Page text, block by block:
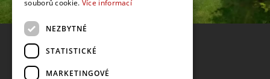
souborů cookie. Více informací
NEZBYTNÉ
STATISTICKÉ
MARKETINGOVÉ